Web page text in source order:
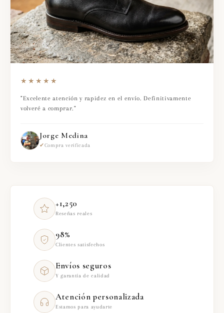
★★★★★
"Excelente atención y rapidez en el envío. Definitivamente
volveré a comprar."
Jorge Medina
✔Compra verificada
+1,250
Reseñas reales
98%
Clientes satisfechos
Envíos seguros
Y garantía de calidad
Atención personalizada
Estamos para ayudarte